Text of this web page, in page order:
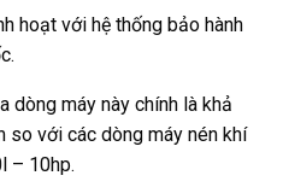
hoạt với hệ thống bảo hành
dòng máy này chính là khả
so với các dòng máy nén khí
– 10hp.